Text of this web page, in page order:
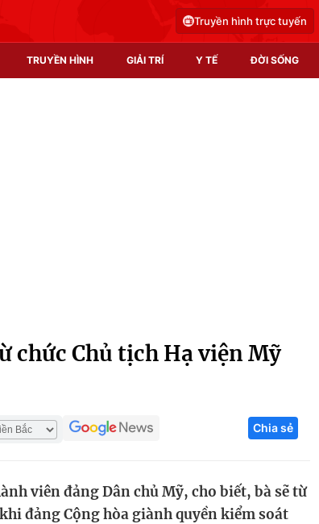
Truyền hình trực tuyến
TRUYỀN HÌNH GIẢI TRÍ Y TẾ ĐỜI SỐNG
Infographic
Giáo dục
Học trực tuyến
Công nghệ
Sản phẩm
chức Chủ tịch Hạ viện Mỹ
Chia sẻ
viên đảng Dân chủ Mỹ, cho biết, bà sẽ từ
đảng Cộng hòa giành quyền kiểm soát